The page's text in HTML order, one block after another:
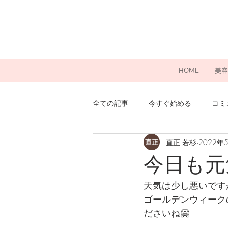
HOME 美
全ての記事 今すぐ始める コ
今日も
直正 若杉 2022年
天気は少し悪いで
ゴールデンウィー
ださいね🤗